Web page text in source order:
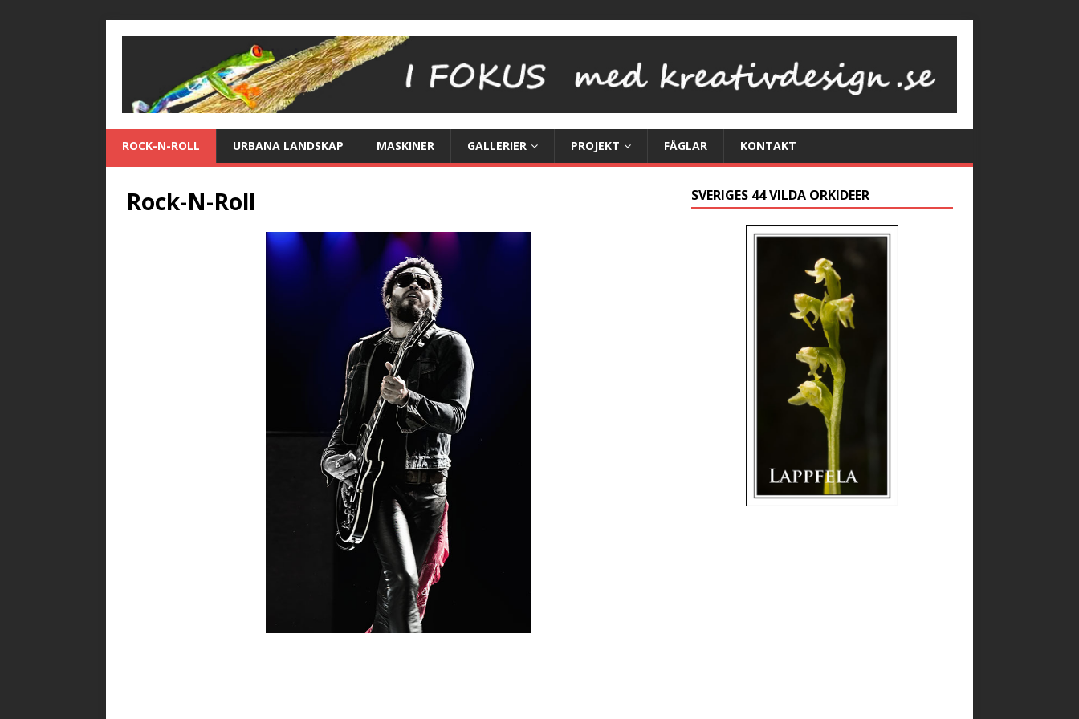
ROCK-N-ROLL URBANA LANDSKAP MASKINER GALLERIER PROJEKT FÅGLAR KONTAKT
Rock-N-Roll SVERIGES 44 VILDA ORKIDEER